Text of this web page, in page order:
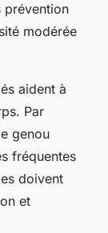
prévention
modérée
aident à
Par
genou
fréquentes
doivent
et